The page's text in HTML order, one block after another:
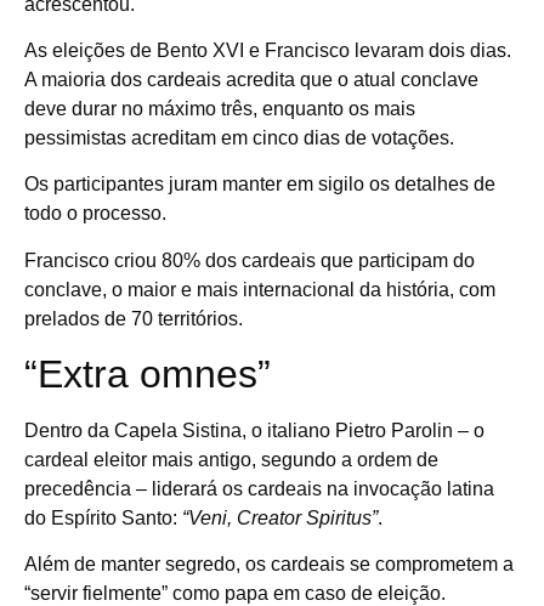
As eleições de Bento XVI e Francisco levaram dois dias.
A maioria dos cardeais acredita que o atual conclave
deve durar no máximo três, enquanto os mais
pessimistas acreditam em cinco dias de votações.
Os participantes juram manter em sigilo os detalhes de
todo o processo.
Francisco criou 80% dos cardeais que participam do
conclave, o maior e mais internacional da história, com
prelados de 70 territórios.
“Extra omnes”
Dentro da Capela Sistina, o italiano Pietro Parolin – o
cardeal eleitor mais antigo, segundo a ordem de
precedência – liderará os cardeais na invocação latina
do Espírito Santo: “Veni, Creator Spiritus”.
Além de manter segredo, os cardeais se comprometem a
“servir fielmente” como papa em caso de eleição.